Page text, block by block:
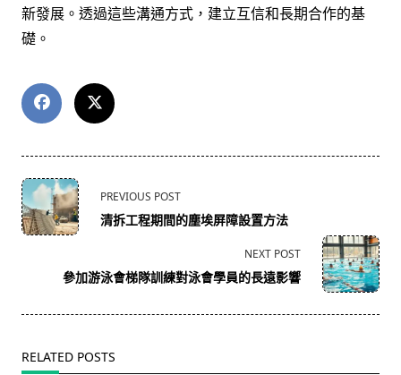
新發展。透過這些溝通方式，建立互信和長期合作的基
礎。
<span
class="nav-
subtitle
reader-
PREVIOUS POST
清拆工程期間的塵埃屏障設置方法
NEXT POST
參加游泳會梯隊訓練對泳會學員的長遠影響
RELATED POSTS